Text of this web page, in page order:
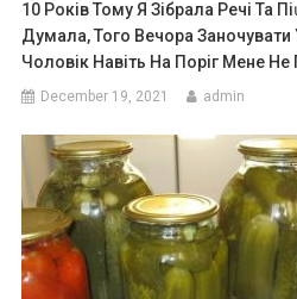
10 Років Тому Я Зібрала Речі Та
Думала, Того Вечора Заночувати
Чоловік Навіть На Поріг Мене Не
December 19, 2021 admin